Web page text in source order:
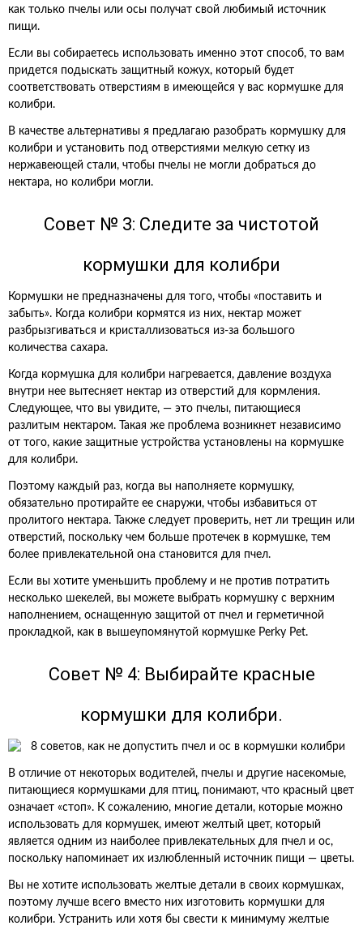
как только пчелы или осы получат свой любимый источник
пищи.
Если вы собираетесь использовать именно этот способ, то вам
придется подыскать защитный кожух, который будет
соответствовать отверстиям в имеющейся у вас кормушке для
колибри.
В качестве альтернативы я предлагаю разобрать кормушку для
колибри и установить под отверстиями мелкую сетку из
нержавеющей стали, чтобы пчелы не могли добраться до
нектара, но колибри могли.
Совет № 3: Следите за чистотой
кормушки для колибри
Кормушки не предназначены для того, чтобы «поставить и
забыть». Когда колибри кормятся из них, нектар может
разбрызгиваться и кристаллизоваться из-за большого
количества сахара.
Когда кормушка для колибри нагревается, давление воздуха
внутри нее вытесняет нектар из отверстий для кормления.
Следующее, что вы увидите, — это пчелы, питающиеся
разлитым нектаром. Такая же проблема возникнет независимо
от того, какие защитные устройства установлены на кормушке
для колибри.
Поэтому каждый раз, когда вы наполняете кормушку,
обязательно протирайте ее снаружи, чтобы избавиться от
пролитого нектара. Также следует проверить, нет ли трещин или
отверстий, поскольку чем больше протечек в кормушке, тем
более привлекательной она становится для пчел.
Если вы хотите уменьшить проблему и не против потратить
несколько шекелей, вы можете выбрать кормушку с верхним
наполнением, оснащенную защитой от пчел и герметичной
прокладкой, как в вышеупомянутой кормушке Perky Pet.
Совет № 4: Выбирайте красные
кормушки для колибри.
В отличие от некоторых водителей, пчелы и другие насекомые,
питающиеся кормушками для птиц, понимают, что красный цвет
означает «стоп». К сожалению, многие детали, которые можно
использовать для кормушек, имеют желтый цвет, который
является одним из наиболее привлекательных для пчел и ос,
поскольку напоминает их излюбленный источник пищи — цветы.
Вы не хотите использовать желтые детали в своих кормушках,
поэтому лучше всего вместо них изготовить кормушки для
колибри. Устранить или хотя бы свести к минимуму желтые